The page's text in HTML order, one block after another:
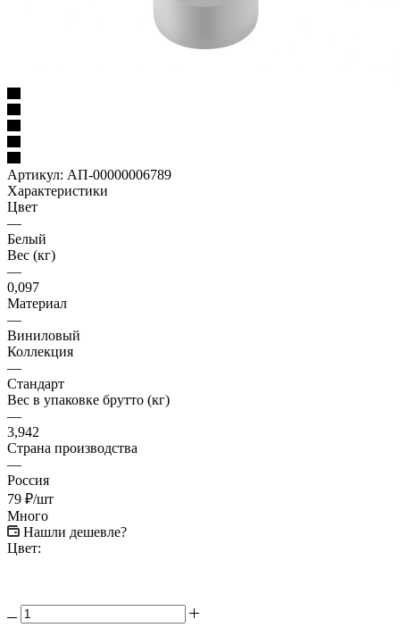
Артикул: АП-00000006789
Характеристики
Цвет
—
Белый
Вес (кг)
—
0,097
Материал
—
Виниловый
Коллекция
—
Стандарт
Вес в упаковке брутто (кг)
—
3,942
Страна производства
—
Россия
79 ₽/шт
Много
Нашли дешевле?
Цвет: